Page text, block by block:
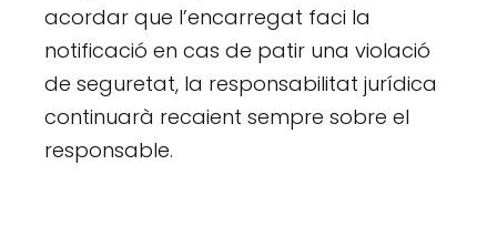
acordar que l’encarregat faci la
notificació en cas de patir una violació
de seguretat, la responsabilitat jurídica
continuarà recaient sempre sobre el
responsable.